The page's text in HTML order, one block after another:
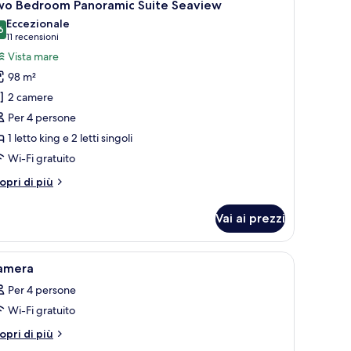
Bedroom Panoramic Suite Seaview
su 10
Eccezionale
11 recensioni
(11
recensioni)
Vista mare
98 m²
2 camere
Per 4 persone
1 letto king e 2 letti singoli
Wi-Fi gratuito
di più
Vai ai prezzi
grande, una scrivania, una sedia e una TV.Una camera d'hotel moderna con un
7
Per 4 persone
Wi-Fi gratuito
di più